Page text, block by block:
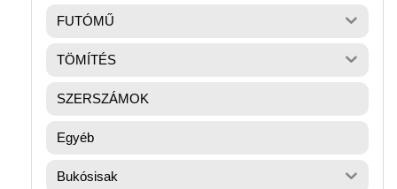
FUTÓMŰ
TÖMÍTÉS
SZERSZÁMOK
Egyéb
Bukósisak